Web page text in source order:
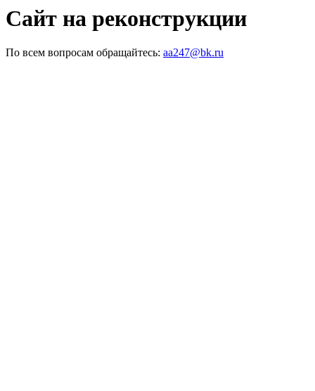
Сайт на реконструкции
По всем вопросам обращайтесь: aa247@bk.ru